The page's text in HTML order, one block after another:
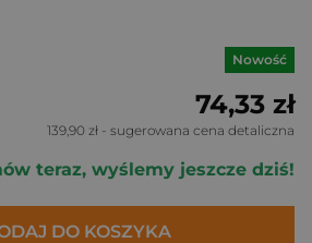
Nowość
74,33 zł
139,90 zł - sugerowana cena detaliczna
teraz, wyślemy jeszcze dziś!
DO KOSZYKA